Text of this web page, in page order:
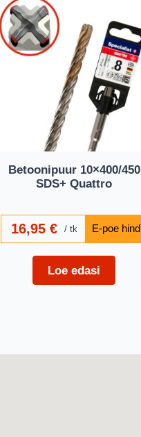
Betoonipuur 10×400/450
SDS+ Quattro
16,95 € tk
Loe edasi